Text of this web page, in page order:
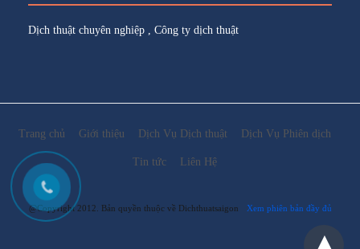
Dịch thuật chuyên nghiệp Công ty dịch thuật
Trang chủ Giới thiệu Dịch Vụ Dịch thuật Dịch Vụ Phiên dịch
Tin tức Liên Hệ
@Copyright 2012. Bản quyền thuộc về Dichthuatsaigon Xem phiên bản đầy đủ